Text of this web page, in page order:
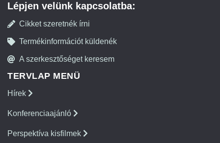
Lépjen velünk kapcsolatba:
Cikket szeretnék írni
Termékinformációt küldenék
A szerkesztőséget keresem
TERVLAP MENÜ
Hírek
Konferenciaajánló
Perspektíva kisfilmek